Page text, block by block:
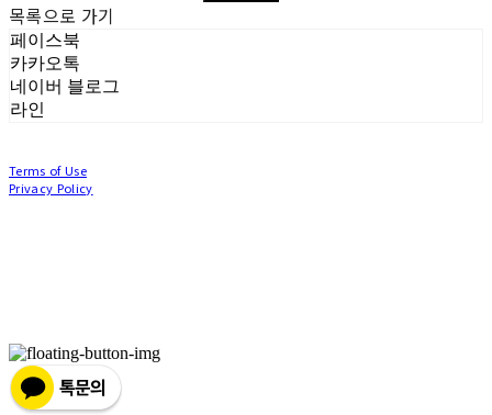
목록으로 가기
페이스북
카카오톡
네이버 블로그
라인
Terms of Use
Privacy Policy